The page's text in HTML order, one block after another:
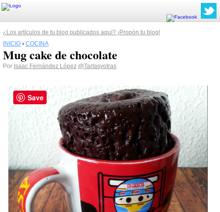
¿Los artículos de tu blog publicados aquí? ¡Propón tu blog!
INICIO › COCINA
Mug cake de chocolate
Por Isaac Fernández López @Tartasyotras
Save